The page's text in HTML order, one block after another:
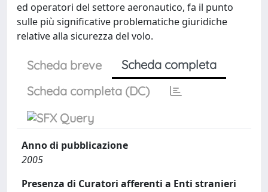
ed operatori del settore aeronautico, fa il punto
sulle più significative problematiche giuridiche
relative alla sicurezza del volo.
Scheda breve
Scheda completa
Scheda completa (DC)
Anno di pubblicazione
2005
Presenza di Curatori afferenti a Enti stranieri